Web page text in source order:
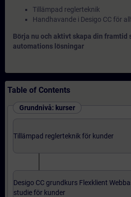
Tillämpad reglerteknik
Handhavande i Desigo CC för
Börja nu och aktivt skapa din framtid
automations lösningar
Table of Contents
Grundnivå: kurser
Tillämpad reglerteknik för kunder
Desigo CC grundkurs Flexklient
studie för kunder